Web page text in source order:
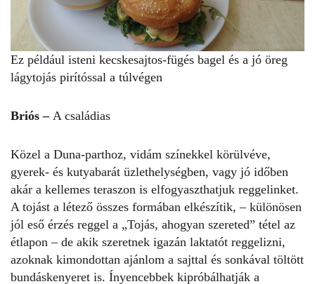
Ez például isteni kecskesajtos-fügés bagel és a jó öreg
lágytojás pirítóssal a túlvégen
Briós – A családias
Közel a Duna-parthoz, vidám színekkel körülvéve,
gyerek- és kutyabarát üzlethelységben, vagy jó időben
akár a kellemes teraszon is elfogyaszthatjuk reggelinket.
A tojást a létező összes formában elkészítik, – különösen
jól eső érzés reggel a „Tojás, ahogyan szereted” tétel az
étlapon – de akik szeretnek igazán laktatót reggelizni,
azoknak kimondottan ajánlom a sajttal és sonkával töltött
bundáskenyeret is. Ínyencebbek kipróbálhatják a